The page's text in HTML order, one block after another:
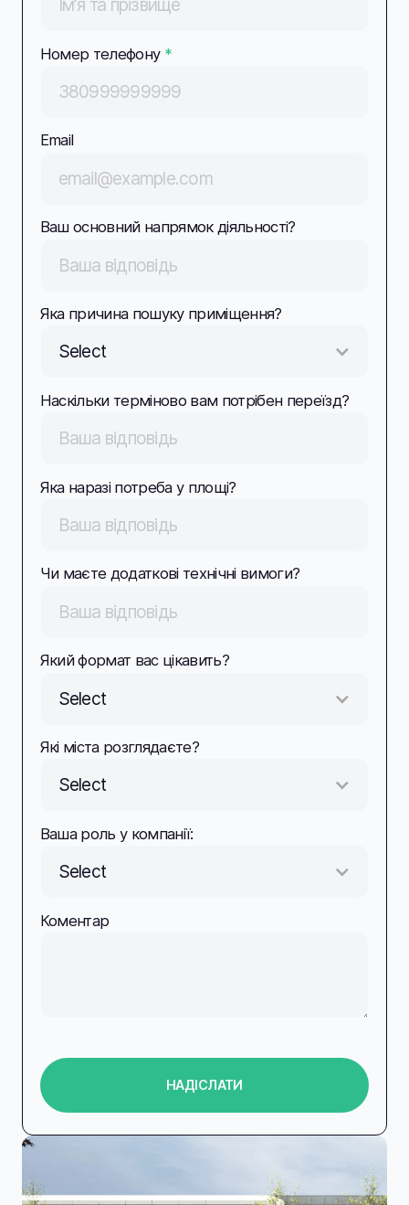
Номер телефону*
Email
Ваш основний напрямок діяльності?
Яка причина пошуку приміщення?
Select
Наскільки терміново вам потрібен переїзд?
Яка наразі потреба у площі?
Чи маєте додаткові технічні вимоги?
Який формат вас цікавить?
Select
Які міста розглядаєте?
Select
Ваша роль у компанії:
Select
Коментар